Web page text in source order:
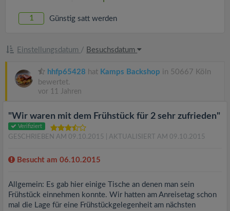
1 Günstig satt werden
Einstellungsdatum / Besuchsdatum
hhfp65428 hat Kamps Backshop in 50667 Köln
bewertet.
vor 11 Jahren
"Wir waren mit dem Frühstück für 2 sehr zufrieden"
Verifiziert
GESCHRIEBEN AM 09.10.2015 | AKTUALISIERT AM 09.10.2015
Besucht am 06.10.2015
Allgemein: Es gab hier einige Tische an denen man sein
Frühstück einnehmen konnte. Wir hatten am Anreisetag schon
mal die Lage für eine Frühstückgelegenheit am nächsten